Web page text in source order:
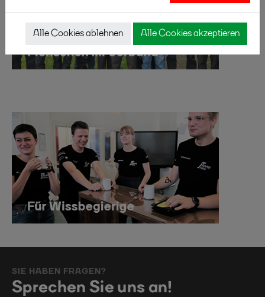
SIE HABEN FRAGEN?
Sprechen Sie uns an!
Alle Cookies ablehnen Alle Cookies akzeptieren